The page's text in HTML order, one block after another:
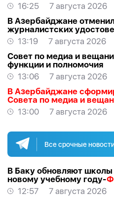
16:25
7 августа 2026
В Азербайджане
журналистских
13:19
7 августа 2026
Совет по медиа и
функции и полномочия
13:06
7 августа 2026
В Азербайджане
Совета по медиа и
13:00
7 августа 2026
Все срочные
В Баку обновляют
новому учебному году-
12:57
7 августа 2026